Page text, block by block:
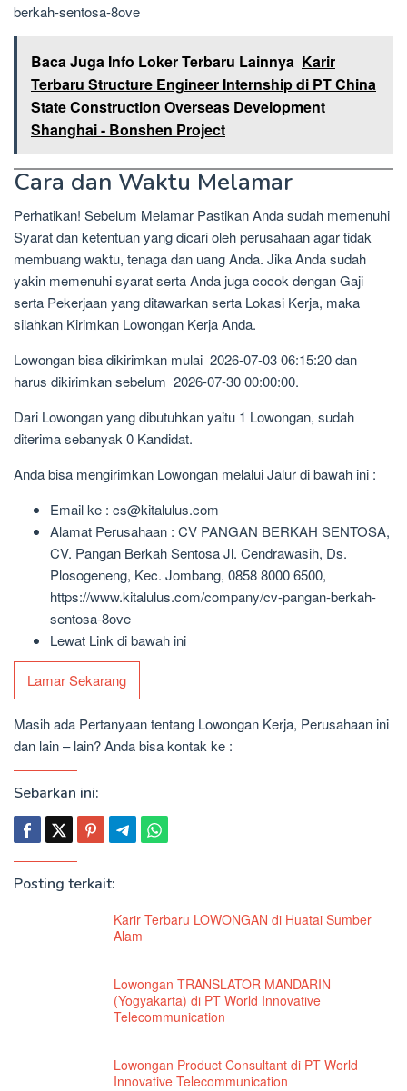
berkah-sentosa-8ove
Baca Juga Info Loker Terbaru Lainnya Karir
Terbaru Structure Engineer Internship di PT China
State Construction Overseas Development
Shanghai - Bonshen Project
Cara dan Waktu Melamar
Perhatikan! Sebelum Melamar Pastikan Anda sudah memenuhi
Syarat dan ketentuan yang dicari oleh perusahaan agar tidak
membuang waktu, tenaga dan uang Anda. Jika Anda sudah
yakin memenuhi syarat serta Anda juga cocok dengan Gaji
serta Pekerjaan yang ditawarkan serta Lokasi Kerja, maka
silahkan Kirimkan Lowongan Kerja Anda.
Lowongan bisa dikirimkan mulai 2026-07-03 06:15:20 dan
harus dikirimkan sebelum 2026-07-30 00:00:00.
Dari Lowongan yang dibutuhkan yaitu 1 Lowongan, sudah
diterima sebanyak 0 Kandidat.
Anda bisa mengirimkan Lowongan melalui Jalur di bawah ini :
Email ke : cs@kitalulus.com
Alamat Perusahaan : CV PANGAN BERKAH SENTOSA,
CV. Pangan Berkah Sentosa Jl. Cendrawasih, Ds.
Plosogeneng, Kec. Jombang, 0858 8000 6500,
https://www.kitalulus.com/company/cv-pangan-berkah-
sentosa-8ove
Lewat Link di bawah ini
Lamar Sekarang
Masih ada Pertanyaan tentang Lowongan Kerja, Perusahaan ini
dan lain – lain? Anda bisa kontak ke :
Sebarkan ini:
Posting terkait:
Karir Terbaru LOWONGAN di Huatai Sumber
Alam
Lowongan TRANSLATOR MANDARIN
(Yogyakarta) di PT World Innovative
Telecommunication
Lowongan Product Consultant di PT World
Innovative Telecommunication